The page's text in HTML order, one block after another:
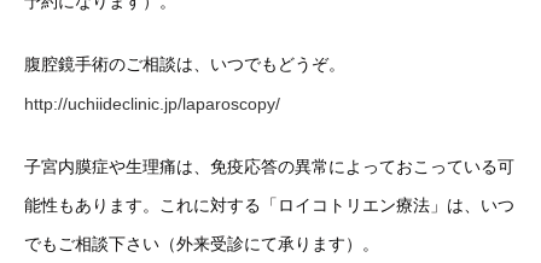
腹腔鏡手術のご相談は、いつでもどうぞ。
http://uchiideclinic.jp/laparoscopy/
子宮内膜症や生理痛は、免疫応答の異常によっておこっている可
能性もあります。これに対する「ロイコトリエン療法」は、いつ
でもご相談下さい（外来受診にて承ります）。